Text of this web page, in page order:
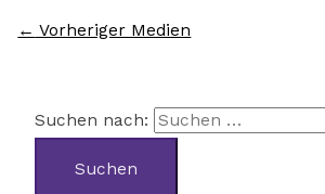
← Vorheriger Medien
Suchen nach: